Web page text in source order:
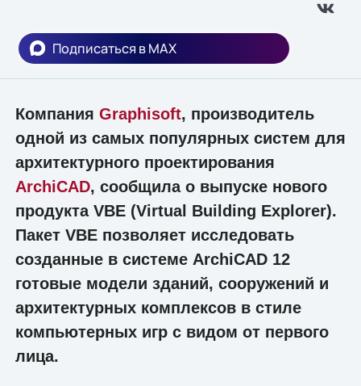
Подписаться в MAX
Компания Graphisoft, производитель
одной из самых популярных систем для
архитектурного проектирования
ArchiCAD, сообщила о выпуске нового
продукта VBE (Virtual Building Explorer).
Пакет VBE позволяет исследовать
созданные в системе ArchiCAD 12
готовые модели зданий, сооружений и
архитектурных комплексов в стиле
компьютерных игр с видом от первого
лица.